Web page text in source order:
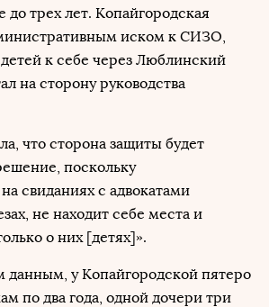
до трех лет. Копайгородская
иском к СИЗО,
детей к себе через Люблинский
на сторону руководства
что сторона защиты будет
поскольку
свиданиях с адвокатами
не находит себе места и
о них [детях]».
у Копайгородской пятеро
по два года, одной дочери три